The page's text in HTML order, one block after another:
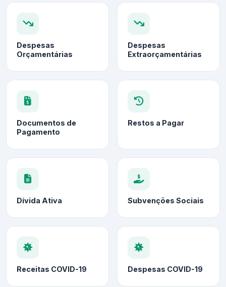
Despesas
Orçamentárias
Despesas
Extraorçamentárias
Documentos de
Pagamento
Restos a Pagar
Dívida Ativa Subvenções Sociais
Receitas COVID-19 Despesas COVID-19